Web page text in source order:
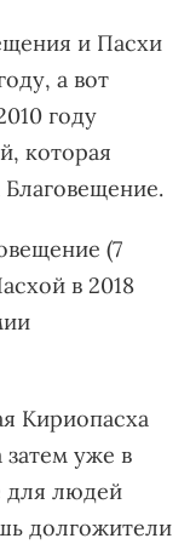
и Пасхи
а вот
году
которая
(7
в 2018
Кириопасха
затем уже в
для людей
долгожители